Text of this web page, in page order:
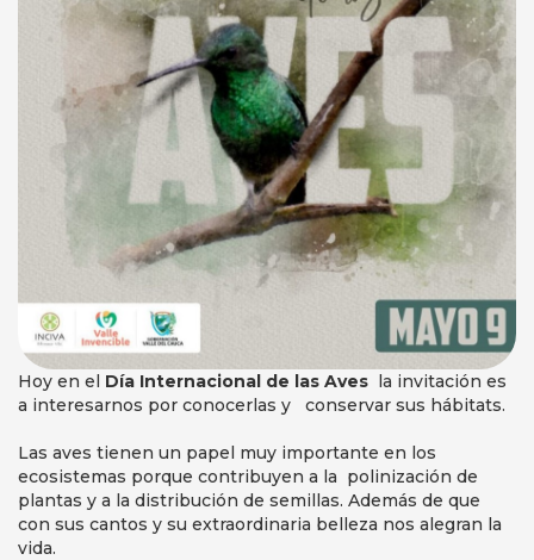
Hoy en el Día Internacional de las Aves la invitación es
a interesarnos por conocerlas y conservar sus hábitats.
Las aves tienen un papel muy importante en los
ecosistemas porque contribuyen a la polinización de
plantas y a la distribución de semillas. Además de que
con sus cantos y su extraordinaria belleza nos alegran la
vida.